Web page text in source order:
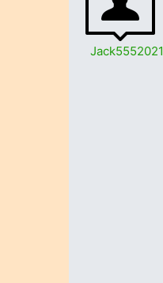
Jack5552021